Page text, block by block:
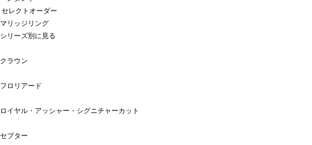
セレクトオーダー
マリッジリング
シリーズ別に見る
クラウン
フロリアード
ロイヤル・アッシャー・シグニチャーカット
セプター